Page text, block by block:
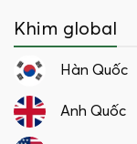
Khim global
Hàn Quốc
Anh Quốc